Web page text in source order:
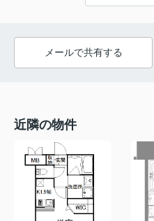
メールで共有する
近隣の物件